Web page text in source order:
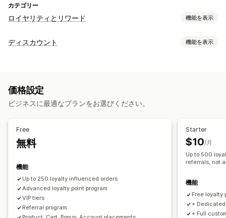
カテゴリー
ロイヤリティとリワード 機能を表示
プログラムの種類
提供可能なリワード
ストアクレジット
限定アクセス
メンバーシップ特典
ディスカウント 機能を表示
割引率によるディスカウント
カートディスカウント
チェックアウトディスカウント
ディスカウント管理
編集ツール
絞り込み
価格設定
ビジネスに最適なプランをお選びください。
Free
無料
機能
Up to 250 loyalty influenced orders​
Advanced loyalty point program
VIP tiers
Referral program
Starter
$10/月
Up to 500
referrals, not
機能
Free loyalty
+
+ Full